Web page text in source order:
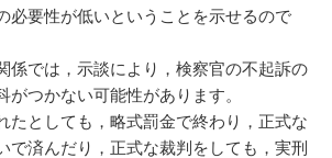
必要性が低いということを示せるので
係では，示談により，検察官の不起訴の
がつかない可能性があります。
たとしても，略式罰金で終わり，正式な
で済んだり，正式な裁判をしても，実刑